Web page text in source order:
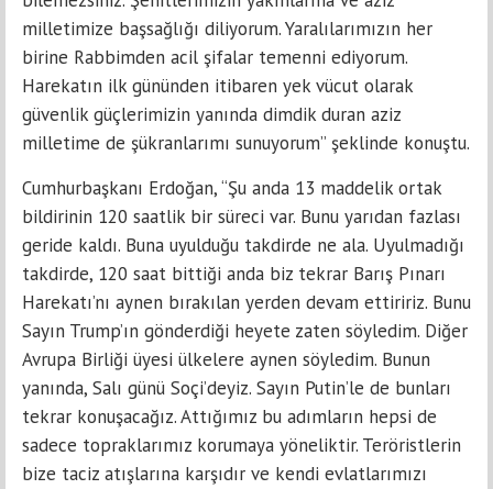
milletimize başsağlığı diliyorum. Yaralılarımızın her
birine Rabbimden acil şifalar temenni ediyorum.
Harekatın ilk gününden itibaren yek vücut olarak
güvenlik güçlerimizin yanında dimdik duran aziz
milletime de şükranlarımı sunuyorum” şeklinde konuştu.
Cumhurbaşkanı Erdoğan, “Şu anda 13 maddelik ortak
bildirinin 120 saatlik bir süreci var. Bunu yarıdan fazlası
geride kaldı. Buna uyulduğu takdirde ne ala. Uyulmadığı
takdirde, 120 saat bittiği anda biz tekrar Barış Pınarı
Harekatı’nı aynen bırakılan yerden devam ettiririz. Bunu
Sayın Trump’ın gönderdiği heyete zaten söyledim. Diğer
Avrupa Birliği üyesi ülkelere aynen söyledim. Bunun
yanında, Salı günü Soçi’deyiz. Sayın Putin’le de bunları
tekrar konuşacağız. Attığımız bu adımların hepsi de
sadece topraklarımız korumaya yöneliktir. Teröristlerin
bize taciz atışlarına karşıdır ve kendi evlatlarımızı